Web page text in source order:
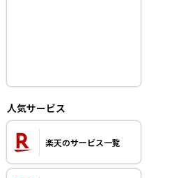
人気サービス
楽天のサービス一覧